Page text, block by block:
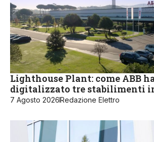
Lighthouse Plant: come ABB
digitalizzato tre stabilimenti
7 Agosto 2026Redazione Elettro